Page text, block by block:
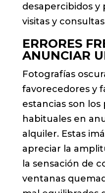
desapercibidos
visitas y
ERRORES
ANUNCIAR
Fotografías
favorecedores y
estancias son
habituales en
alquiler. Estas
apreciar la
la sensación de
ventanas